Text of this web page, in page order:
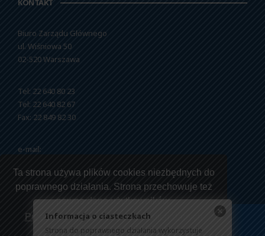
Ta strona używa plików cookies niezbędnych do
poprawnego działania. Strona przechowuje też
pewne dane użytkowników.
Przeczytaj jak korzystamy z twoich danych
KONTAKT
Biuro Zarządu Głównego
ul. Wiśniowa 50
02-520 Warszawa
Tel: 22 640 80 23
Tel: 22 640 82 67
Fax: 22 849 82 30
e-mail:
Informacja o ciasteczkach
Strona do poprawnego działania wykorzystuje